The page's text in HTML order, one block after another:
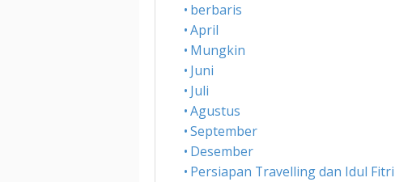
berbaris
April
Mungkin
Juni
Juli
Agustus
September
Desember
Persiapan Travelling dan Idul Fitri